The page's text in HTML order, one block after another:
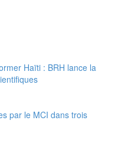
: BRH lance la
MCI dans trois